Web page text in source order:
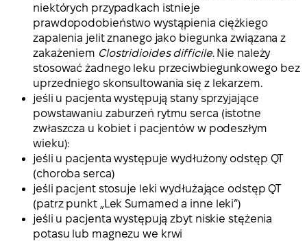
niektórych przypadkach istnieje
prawdopodobieństwo wystąpienia ciężkiego
zapalenia jelit znanego jako biegunka związana z
zakażeniem Clostridioides difficile. Nie należy
stosować żadnego leku przeciwbiegunkowego bez
uprzedniego skonsultowania się z lekarzem.
jeśli u pacjenta występują stany sprzyjające
powstawaniu zaburzeń rytmu serca (istotne
zwłaszcza u kobiet i pacjentów w podeszłym
wieku):
jeśli u pacjenta występuje wydłużony odstęp QT
(choroba serca)
jeśli pacjent stosuje leki wydłużające odstęp QT
(patrz punkt „Lek Sumamed a inne leki”)
jeśli u pacjenta występują zbyt niskie stężenia
potasu lub magnezu we krwi